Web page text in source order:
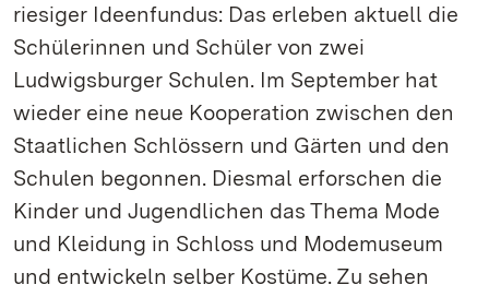
riesiger Ideenfundus: Das erleben aktuell die
Schülerinnen und Schüler von zwei
Ludwigsburger Schulen. Im September hat
wieder eine neue Kooperation zwischen den
Staatlichen Schlössern und Gärten und den
Schulen begonnen. Diesmal erforschen die
Kinder und Jugendlichen das Thema Mode
und Kleidung in Schloss und Modemuseum
und entwickeln selber Kostüme. Zu sehen